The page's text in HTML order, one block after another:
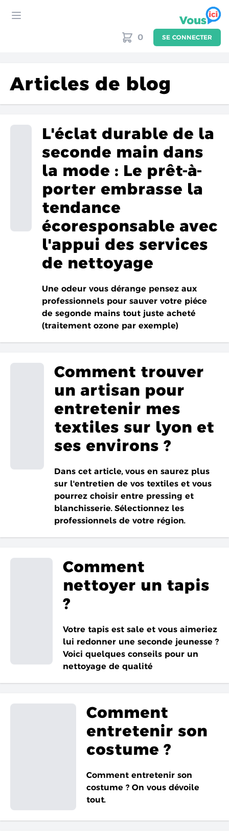
0 SE CONNECTER
Articles de blog
L'éclat durable de la
seconde main dans
la mode : Le prêt-à-
porter embrasse la
tendance
écoresponsable avec
l'appui des services
de nettoyage
Une odeur vous dérange pensez aux
professionnels pour sauver votre piéce
de segonde mains tout juste acheté
(traitement ozone par exemple)
Comment trouver
un artisan pour
entretenir mes
textiles sur lyon et
ses environs ?
Dans cet article, vous en saurez plus
sur l'entretien de vos textiles et vous
pourrez choisir entre pressing et
blanchisserie. Sélectionnez les
professionnels de votre région.
Comment
nettoyer un tapis
?
Votre tapis est sale et vous aimeriez
lui redonner une seconde jeunesse ?
Voici quelques conseils pour un
nettoyage de qualité
Comment
entretenir son
costume ?
Comment entretenir son
costume ? On vous dévoile
tout.